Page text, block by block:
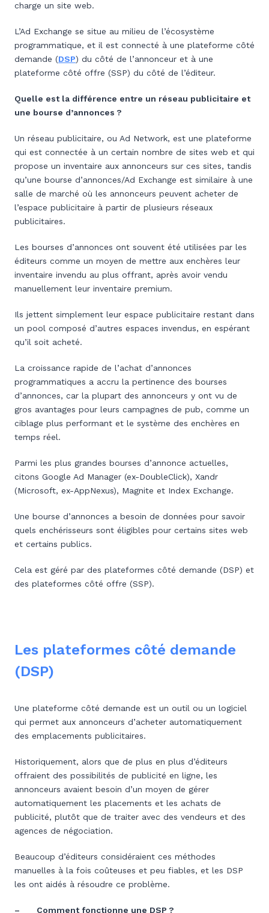
charge un site web.
L’Ad Exchange se situe au milieu de l’écosystème
programmatique, et il est connecté à une plateforme côté
demande (DSP) du côté de l’annonceur et à une
plateforme côté offre (SSP) du côté de l’éditeur.
Quelle est la différence entre un réseau publicitaire et
une bourse d’annonces ?
Un réseau publicitaire, ou Ad Network, est une plateforme
qui est connectée à un certain nombre de sites web et qui
propose un inventaire aux annonceurs sur ces sites, tandis
qu’une bourse d’annonces/Ad Exchange est similaire à une
salle de marché où les annonceurs peuvent acheter de
l’espace publicitaire à partir de plusieurs réseaux
publicitaires.
Les bourses d’annonces ont souvent été utilisées par les
éditeurs comme un moyen de mettre aux enchères leur
inventaire invendu au plus offrant, après avoir vendu
manuellement leur inventaire premium.
Ils jettent simplement leur espace publicitaire restant dans
un pool composé d’autres espaces invendus, en espérant
qu’il soit acheté.
La croissance rapide de l’achat d’annonces
programmatiques a accru la pertinence des bourses
d’annonces, car la plupart des annonceurs y ont vu de
gros avantages pour leurs campagnes de pub, comme un
ciblage plus performant et le système des enchères en
temps réel.
Parmi les plus grandes bourses d’annonce actuelles,
citons Google Ad Manager (ex-DoubleClick), Xandr
(Microsoft, ex-AppNexus), Magnite et Index Exchange.
Une bourse d’annonces a besoin de données pour savoir
quels enchérisseurs sont éligibles pour certains sites web
et certains publics.
Cela est géré par des plateformes côté demande (DSP) et
des plateformes côté offre (SSP).
Les plateformes côté demande
(DSP)
Une plateforme côté demande est un outil ou un logiciel
qui permet aux annonceurs d’acheter automatiquement
des emplacements publicitaires.
Historiquement, alors que de plus en plus d’éditeurs
offraient des possibilités de publicité en ligne, les
annonceurs avaient besoin d’un moyen de gérer
automatiquement les placements et les achats de
publicité, plutôt que de traiter avec des vendeurs et des
agences de négociation.
Beaucoup d’éditeurs considéraient ces méthodes
manuelles à la fois coûteuses et peu fiables, et les DSP
les ont aidés à résoudre ce problème.
– Comment fonctionne une DSP ?